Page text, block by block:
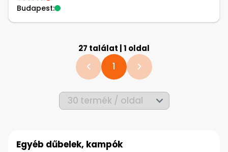
Budapest:
27 találat | 1 oldal
1
Egyéb dűbelek, kampók